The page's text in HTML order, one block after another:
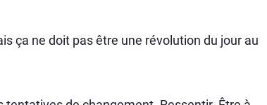
ça ne doit pas être une révolution du jour au